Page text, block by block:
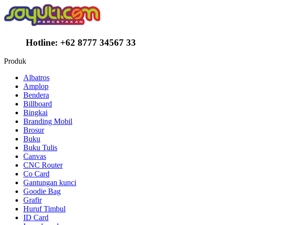
Hotline: +62 8777 34567 33
Produk
Albatros
Amplop
Bendera
Billboard
Bingkai
Branding Mobil
Brosur
Buku
Buku Tulis
Canvas
CNC Router
Co Card
Gantungan kunci
Goodie Bag
Grafir
Huruf Timbul
ID Card